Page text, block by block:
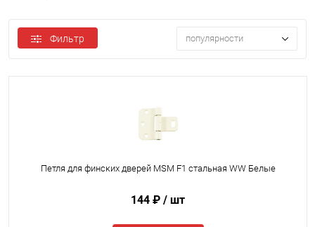
Фильтр популярности
Петля для финских дверей MSM F1 стальная WW Белые
144 ₽ / шт